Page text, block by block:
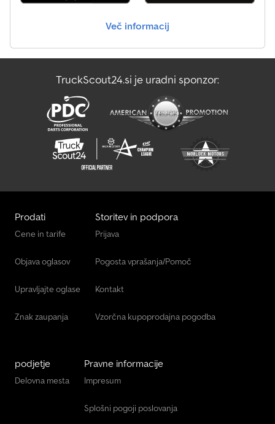
Več informacij
TruckScout24.si je uradni sponzor:
Prodati
Cene in tarife
Objava oglasov
Upravljajte oglase
Znak zaupanja
Storitev in podpora
Prijava
Pogosta vprašanja/Pomoč
Kontakt
Vzorčna kupoprodajna pogodba
podjetje
Delovna mesta
Pravne informacije
Impresum
Splošni pogoji poslovanja